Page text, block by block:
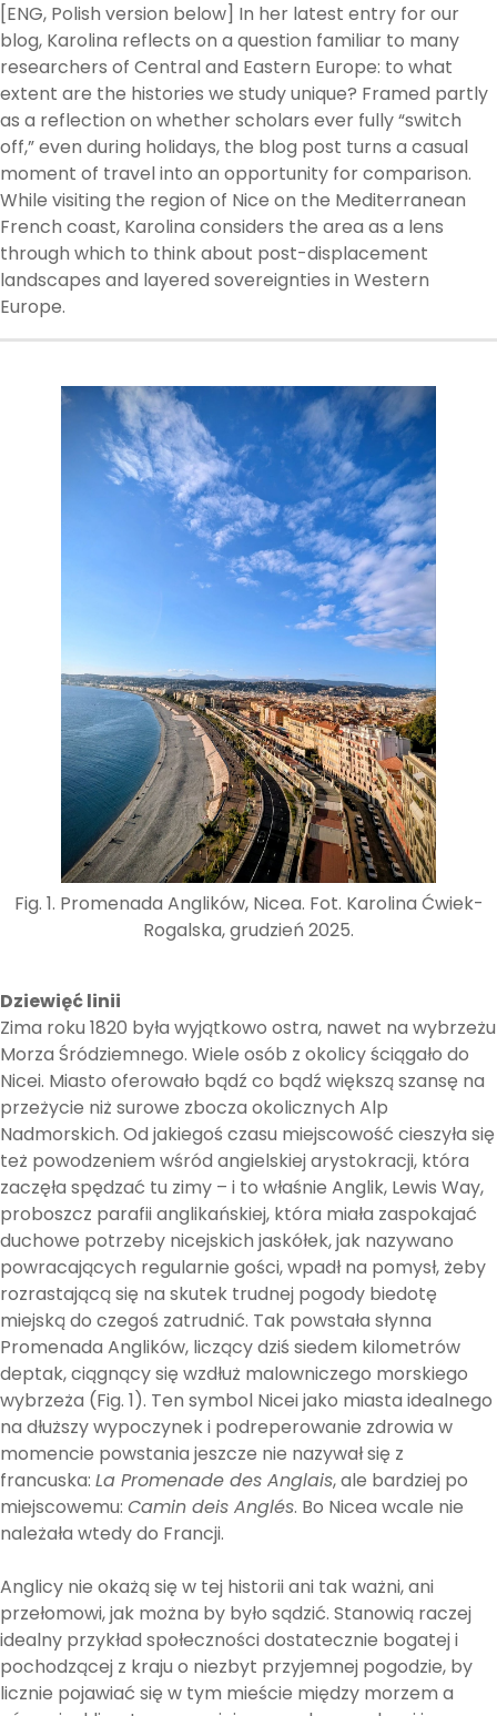
[ENG, Polish version below] In her latest entry for our
blog, Karolina reflects on a question familiar to many
researchers of Central and Eastern Europe: to what
extent are the histories we study unique? Framed partly
as a reflection on whether scholars ever fully “switch
off,” even during holidays, the blog post turns a casual
moment of travel into an opportunity for comparison.
While visiting the region of Nice on the Mediterranean
French coast, Karolina considers the area as a lens
through which to think about post-displacement
landscapes and layered sovereignties in Western
Europe.
Fig. 1. Promenada Anglików, Nicea. Fot. Karolina Ćwiek-
Rogalska, grudzień 2025.
Dziewięć linii
Zima roku 1820 była wyjątkowo ostra, nawet na wybrzeżu
Morza Śródziemnego. Wiele osób z okolicy ściągało do
Nicei. Miasto oferowało bądź co bądź większą szansę na
przeżycie niż surowe zbocza okolicznych Alp
Nadmorskich. Od jakiegoś czasu miejscowość cieszyła się
też powodzeniem wśród angielskiej arystokracji, która
zaczęła spędzać tu zimy – i to właśnie Anglik, Lewis Way,
proboszcz parafii anglikańskiej, która miała zaspokajać
duchowe potrzeby nicejskich jaskółek, jak nazywano
powracających regularnie gości, wpadł na pomysł, żeby
rozrastającą się na skutek trudnej pogody biedotę
miejską do czegoś zatrudnić. Tak powstała słynna
Promenada Anglików, liczący dziś siedem kilometrów
deptak, ciągnący się wzdłuż malowniczego morskiego
wybrzeża (Fig. 1). Ten symbol Nicei jako miasta idealnego
na dłuższy wypoczynek i podreperowanie zdrowia w
momencie powstania jeszcze nie nazywał się z
francuska: La Promenade des Anglais, ale bardziej po
miejscowemu: Camin deis Anglés. Bo Nicea wcale nie
należała wtedy do Francji.
Anglicy nie okażą się w tej historii ani tak ważni, ani
przełomowi, jak można by było sądzić. Stanowią raczej
idealny przykład społeczności dostatecznie bogatej i
pochodzącej z kraju o niezbyt przyjemnej pogodzie, by
licznie pojawiać się w tym mieście między morzem a